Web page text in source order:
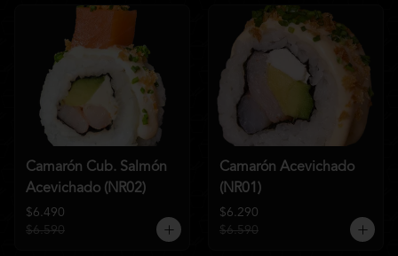
Camarón Cub. Salmón
Acevichado (NR02)
$6.490
$6.590
Camarón Acevichado
(NR01)
$6.290
$6.590